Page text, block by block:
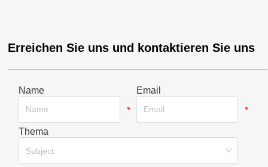
Erreichen Sie uns und kontaktieren Sie uns
Name
*
Email
*
Thema
Subject